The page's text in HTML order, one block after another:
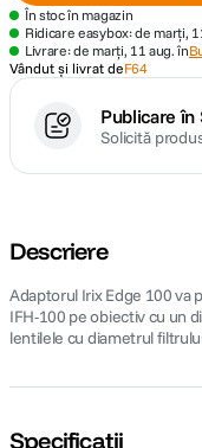
8. dji mic mini
9. dji osmo
10. insta 360
În stoc în magazin
Ridicare easybox: de marți,
Livrare: de marți, 11 aug. în
Vândut și livrat deF64
Publicare în
Solicită
Descriere
Adaptorul Irix Edge 100 va
IFH-100 pe obiectiv cu un
lentilele cu diametrul
Specificații